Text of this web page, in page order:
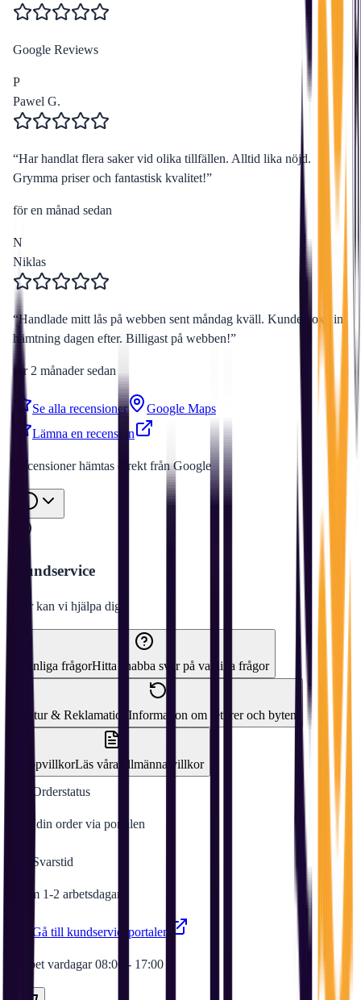
Google Reviews
P
Pawel G.
“Har handlat flera saker vid olika tillfällen. Alltid lika nöjd.
Grymma priser och fantastisk kvalitet!”
för en månad sedan
N
Niklas
“Handlade mitt lås på webben sent måndag kväll. Kunde boka in
hämtning dagen efter. Billigast på webben!”
för 2 månader sedan
Se alla recensioner
Google Maps
Lämna en recension
Recensioner hämtas direkt från Google
Kundservice
Hur kan vi hjälpa dig?
Vanliga frågorHitta snabba svar på vanliga frågor
Retur & Reklamation Information om returer och byten
KöpvillkorLäs våra allmänna villkor
Orderstatus
Följ din order via portalen
Svarstid
Inom 1-2 arbetsdagar
Gå till kundserviceportalen
Öppet vardagar 08:00 - 17:00